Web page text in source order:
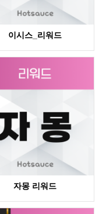
이시스_리워드
자몽 리워드